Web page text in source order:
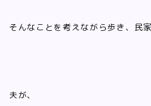
そんなことを考えながら歩き、民家
夫が、